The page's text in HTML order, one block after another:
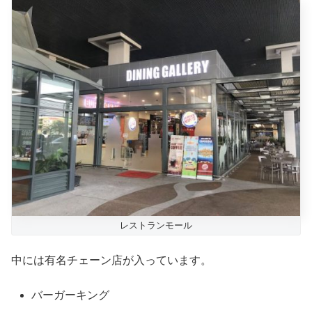
レストランモール
中には有名チェーン店が入っています。
バーガーキング